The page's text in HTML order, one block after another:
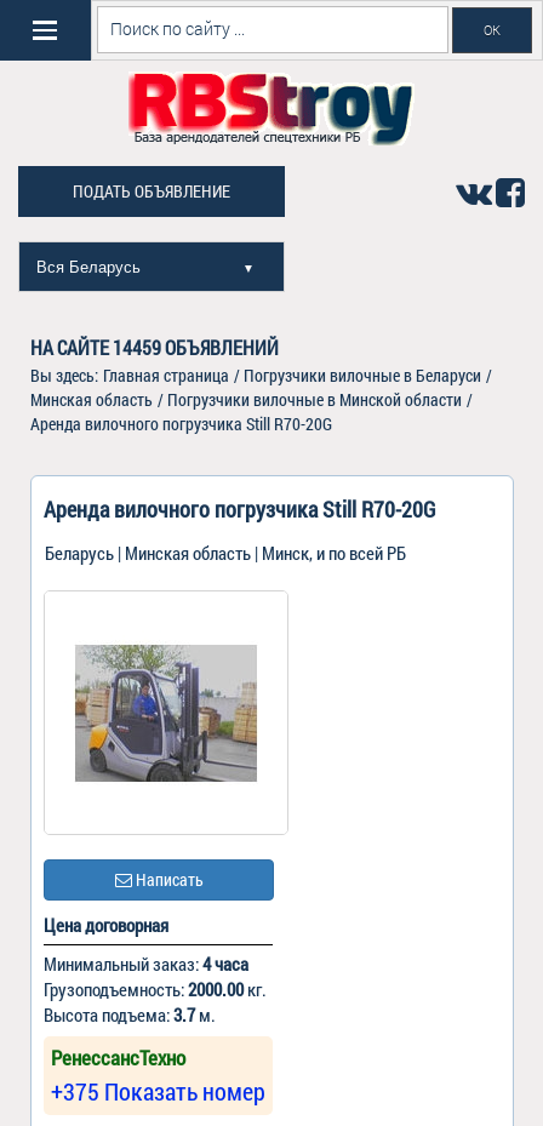
ПОДАТЬ ОБЪЯВЛЕНИЕ
Вся Беларусь ▼
НА САЙТЕ14459ОБЪЯВЛЕНИЙ
Вы здесь: Главная страница / Погрузчики вилочные в Беларуси /
Минская область / Погрузчики вилочные в Минской области /
Аренда вилочного погрузчика Still R70-20G
Аренда вилочного погрузчика Still R70-20G
Беларусь | Минская область | Минск, и по всей РБ
Написать
Цена договорная
Минимальный заказ:4 часа
Грузоподъемность:2000.00кг.
Высота подъема:3.7м.
РенессансТехно
+375 Показать номер